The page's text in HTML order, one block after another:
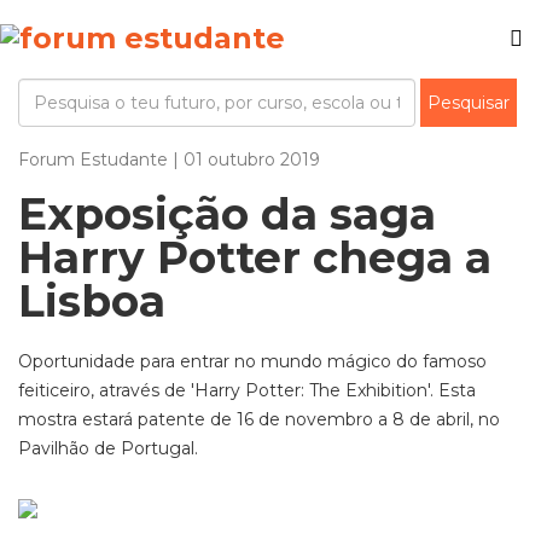
Forum Estudante | 01 outubro 2019
Exposição da saga
Harry Potter chega a
Lisboa
Oportunidade para entrar no mundo mágico do famoso
feiticeiro, através de 'Harry Potter: The Exhibition'. Esta
mostra estará patente de 16 de novembro a 8 de abril, no
Pavilhão de Portugal.